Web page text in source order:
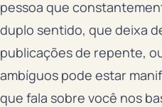
pessoa que
duplo sentido, que deixa
publicações de repente,
ambíguos pode estar
que fala sobre você nos